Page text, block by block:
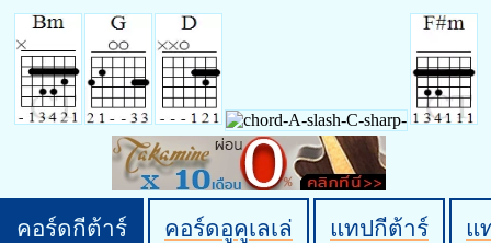
คอร์ดกีต้าร์ คอร์ดอูคูเลเล่ แทปกีต้าร์ แ